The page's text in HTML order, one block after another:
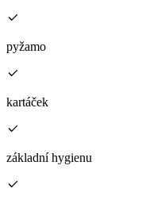
pyžamo
kartáček
základní hygienu